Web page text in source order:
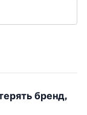
бренд,